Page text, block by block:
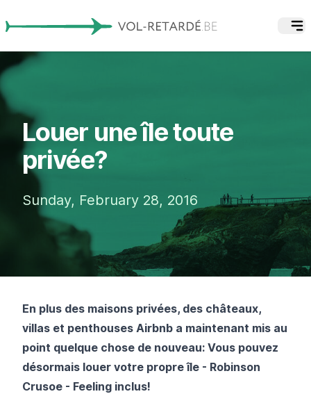
Louer une île toute
privée?
Sunday, February 28, 2016
En plus des maisons privées, des châteaux,
villas et penthouses Airbnb a maintenant mis au
point quelque chose de nouveau: Vous pouvez
désormais louer votre propre île - Robinson
Crusoe - Feeling inclus!